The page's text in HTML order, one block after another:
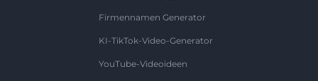
Firmennamen Generator
KI-TikTok-Video-Generator
YouTube-Videoideen